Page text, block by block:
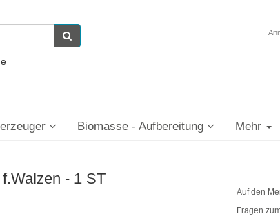
Biomasse - Aufbereitung Mehr
- 1 ST
Auf den
Fragen